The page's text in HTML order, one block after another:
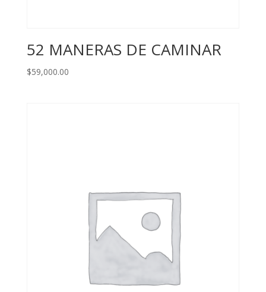
52 MANERAS DE CAMINAR
$59,000.00